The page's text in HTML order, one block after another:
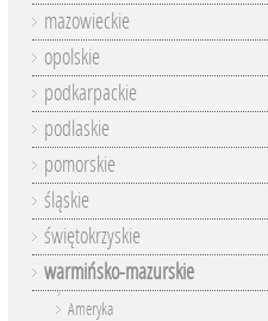
mazowieckie
opolskie
podkarpackie
podlaskie
pomorskie
śląskie
świętokrzyskie
warmińsko-mazurskie
Ameryka